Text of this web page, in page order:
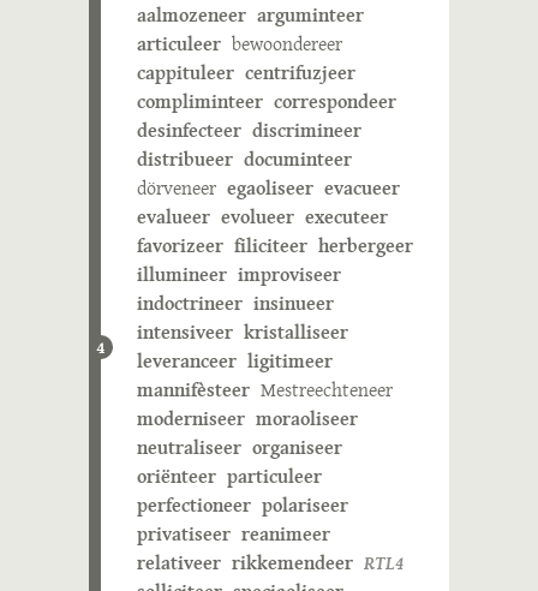
4
aalmozeneer arguminteer
articuleer bewoondereer
cappituleer centrifuzjeer
compliminteer correspondeer
desinfecteer discrimineer
distribueer documinteer
dörveneer egaoliseer evacueer
evalueer evolueer executeer
favorizeer filiciteer herbergeer
illumineer improviseer
indoctrineer insinueer
intensiveer kristalliseer
leveranceer ligitimeer
mannifèsteer Mestreechteneer
moderniseer moraoliseer
neutraliseer organiseer
oriënteer particuleer
perfectioneer polariseer
privatiseer reanimeer
relativeer rikkemendeer RTL4